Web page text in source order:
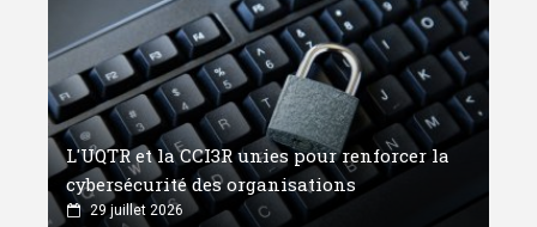
L'UQTR et la CCI3R unies pour renforcer la
cybersécurité des organisations
29 juillet 2026